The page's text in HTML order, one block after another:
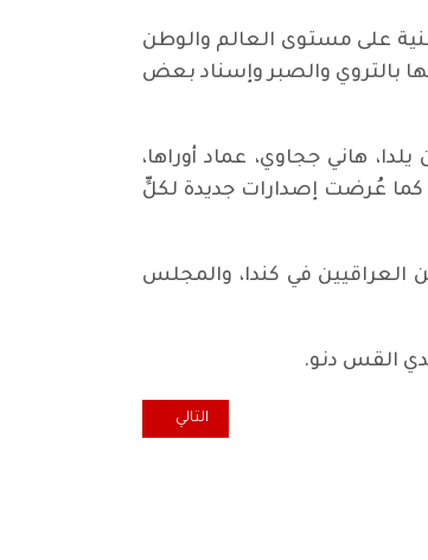
على مستوى العالم والوطن
بالتروي والصبر وإسناد بعض
هاني ججاوي، عماد أوراها،
كما عُرضت إصدارات جديدة لكلٍّ
العراقيين في كندا، والمجلس
القس دنو.
المقال التالي: لبوة العدالة:
التالي